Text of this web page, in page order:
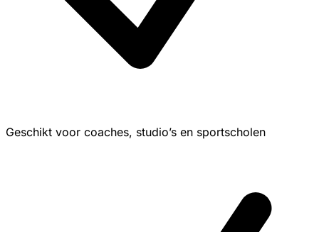
Geschikt voor coaches, studio’s en sportscholen